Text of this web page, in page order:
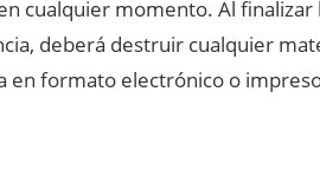
cualquier momento. Al finalizar
deberá destruir cualquier
en formato electrónico o